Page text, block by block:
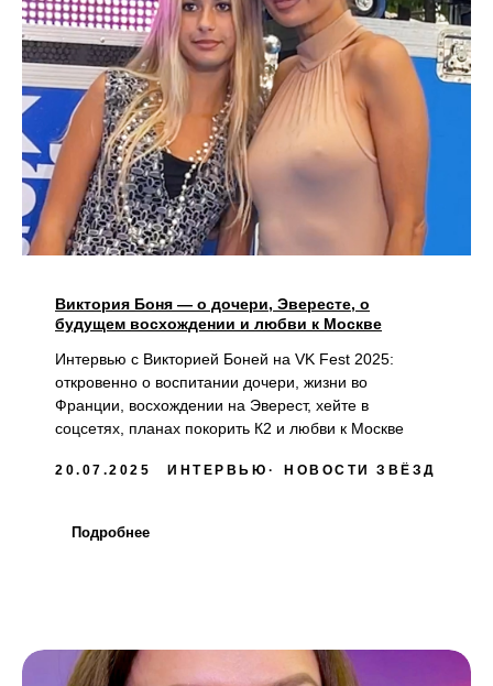
Виктория Боня — о дочери, Эвересте, о
будущем восхождении и любви к Москве
Интервью с Викторией Боней на VK Fest 2025:
откровенно о воспитании дочери, жизни во
Франции, восхождении на Эверест, хейте в
соцсетях, планах покорить К2 и любви к Москве
20.07.2025 ИНТЕРВЬЮ НОВОСТИ ЗВЁЗД
Подробнее